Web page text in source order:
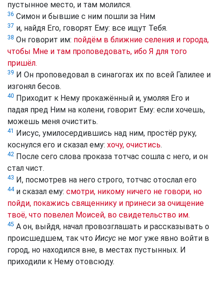
пустынное место, и там молился.
36 Симон и бывшие с ним пошли за Ним
37 и, найдя Его, говорят Ему: все ищут Тебя.
38 Он говорит им: пойдём в ближние селения и города,
чтобы Мне и там проповедовать, ибо Я для того
пришёл.
39 И Он проповедовал в синагогах их по всей Галилее и
изгонял бесов.
40 Приходит к Нему прокажённый и, умоляя Его и
падая пред Ним на колени, говорит Ему: если хочешь,
можешь меня очистить.
41 Иисус, умилосердившись над ним, простёр руку,
коснулся его и сказал ему: хочу, очистись.
42 После сего слова проказа тотчас сошла с него, и он
стал чист.
43 И, посмотрев на него строго, тотчас отослал его
44и сказал ему: смотри, никому ничего не говори, но
пойди, покажись священнику и принеси за очищение
твоё, что повелел Моисей, во свидетельство им.
45 А он, выйдя, начал провозглашать и рассказывать о
происшедшем, так что Иисус не мог уже явно войти в
город, но находился вне, в местах пустынных. И
приходили к Нему отовсюду.